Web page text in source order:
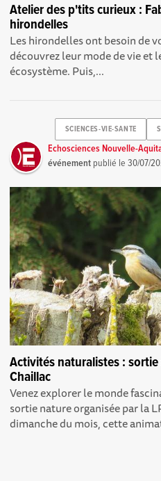
Atelier des p'tits curieux :
hirondelles
Les hirondelles ont besoin de
découvrez leur mode de vie et
écosystème. Puis,...
SCIENCES-VIE-SANTE
Echosciences Nouvelle-
événement publié le30/07/
Activités naturalistes :
Chaillac
Venez explorer le monde
sortie nature organisée par la
dimanche du mois, cette